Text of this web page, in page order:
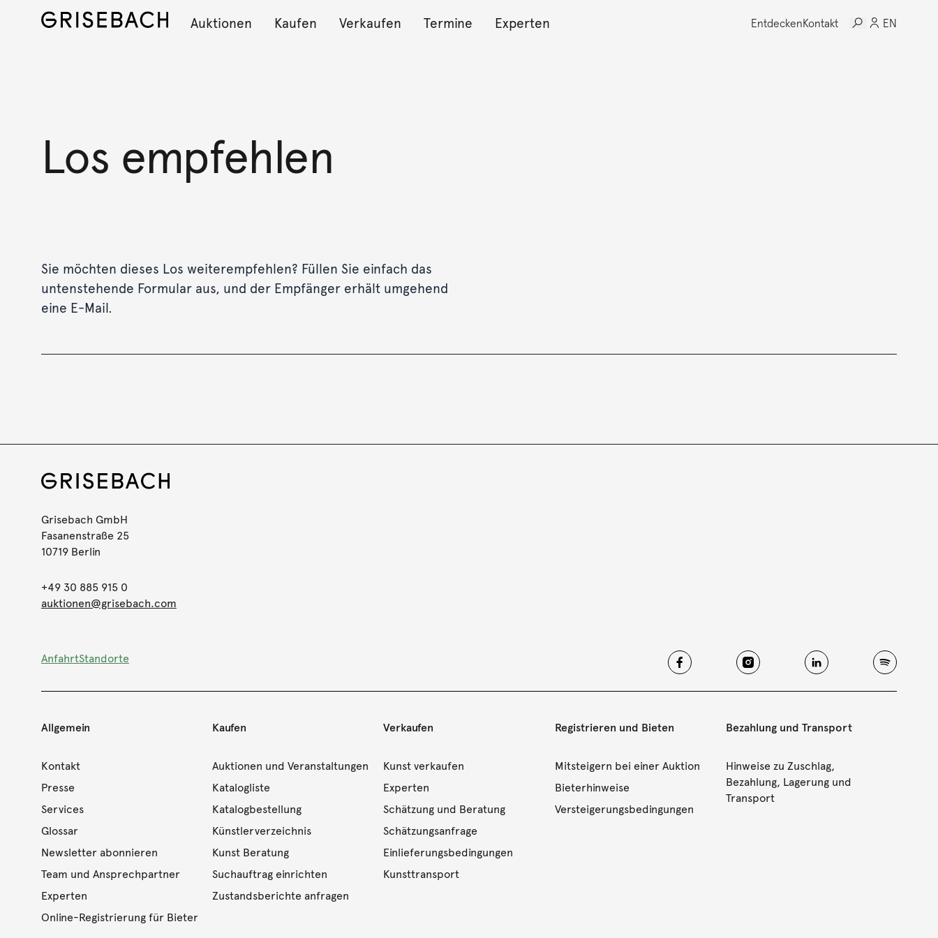
Auktionen Kaufen Verkaufen Termine Experten EntdeckenKontakt EN
Los empfehlen
Sie möchten dieses Los weiterempfehlen? Füllen Sie einfach das
untenstehende Formular aus, und der Empfänger erhält umgehend
eine E-Mail.
Grisebach GmbH
Fasanenstraße 25
10719 Berlin
+49 30 885 915 0
auktionen@grisebach.com
AnfahrtStandorte
Allgemein
Kontakt
Presse
Services
Glossar
Newsletter abonnieren
Team und Ansprechpartner
Experten
Online-Registrierung für Bieter
Kaufen
Auktionen und Veranstaltungen
Katalogliste
Katalogbestellung
Künstlerverzeichnis
Kunst Beratung
Suchauftrag einrichten
Zustandsberichte anfragen
Verkaufen
Kunst verkaufen
Experten
Schätzung und Beratung
Schätzungsanfrage
Einlieferungsbedingungen
Kunsttransport
Registrieren und Bieten
Mitsteigern bei einer Auktion
Bieterhinweise
Versteigerungsbedingungen
Bezahlung und Transport
Hinweise zu Zuschlag,
Bezahlung, Lagerung und
Transport